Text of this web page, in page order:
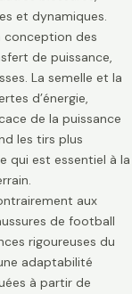
et dynamiques.
conception des
de puissance,
La semelle et la
d’énergie,
de la puissance
les tirs plus
qui est essentiel à la
aux
de football
rigoureuses du
adaptabilité
à partir de